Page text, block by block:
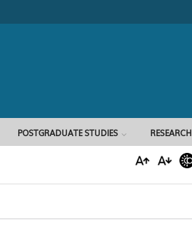
Search form
POSTGRADUATE STUDIES RESEARCH